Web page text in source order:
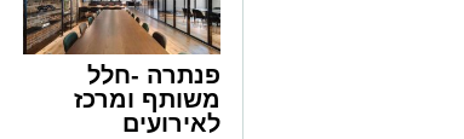
פנתרה -חלל
משותף ומרכז
לאירועים